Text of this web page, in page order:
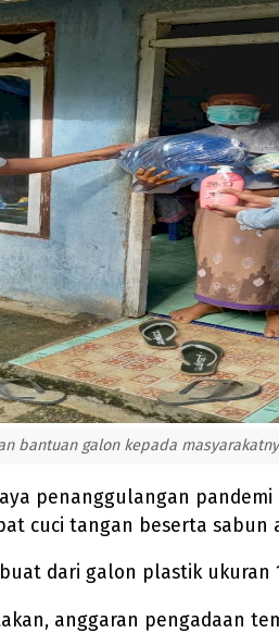
bantuan galon kepada
penanggulangan pandemi
cuci tangan beserta
dari galon plastik
anggaran pengadaan